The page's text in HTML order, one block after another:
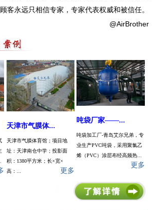
客永远只相信专家，专家代表权威和被信任。
@AirBrother
天津市气膜体...
天津市气膜体育馆；项目地
址：天津南仓中学；投影面
积：1380平方米；长×宽×
高：...
更多
吨袋厂家——...
吨袋加工厂-青岛艾尔兄弟，专
业生产PVC吨袋，采用聚氯乙
烯（PVC）涂层布经高频热...
更多